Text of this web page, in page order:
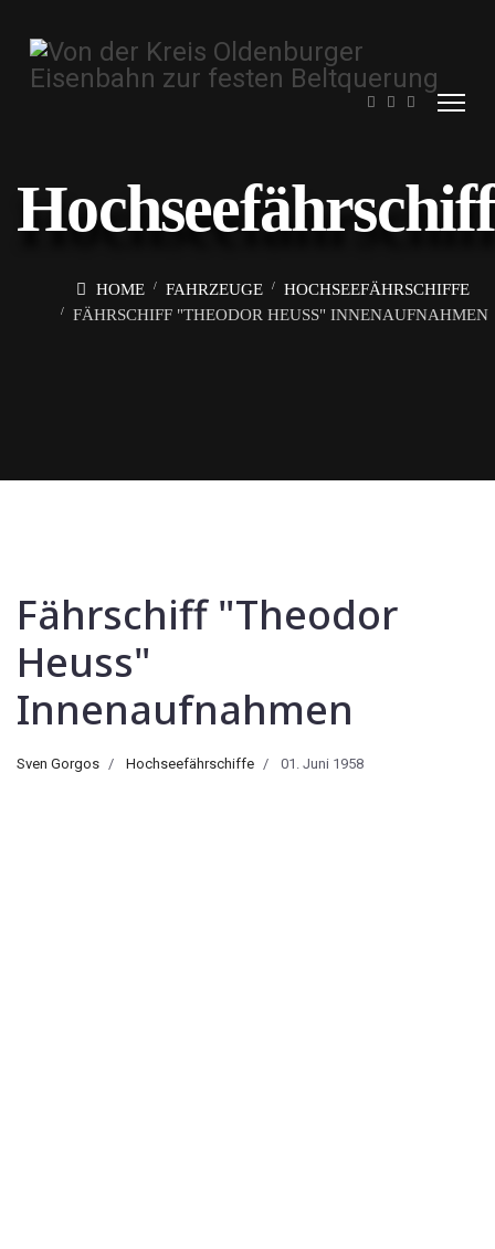
HOME FAHRZEUGE
HOCHSEEFÄHRSCHIFFE
FÄHRSCHIFF "THEODOR HEUSS" INNENAUFNAHMEN
Fährschiff "Theodor
Heuss"
Innenaufnahmen
Sven Gorgos Hochseefährschiffe 01. Juni 1958